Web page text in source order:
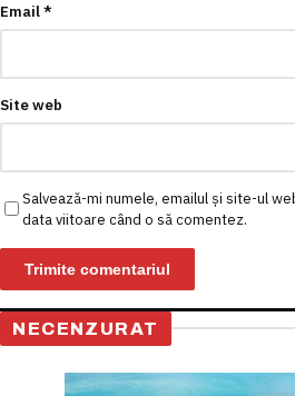
Email*
Site web
Salvează-mi numele, emailul și site-ul
data viitoare când o să comentez.
NECENZURAT